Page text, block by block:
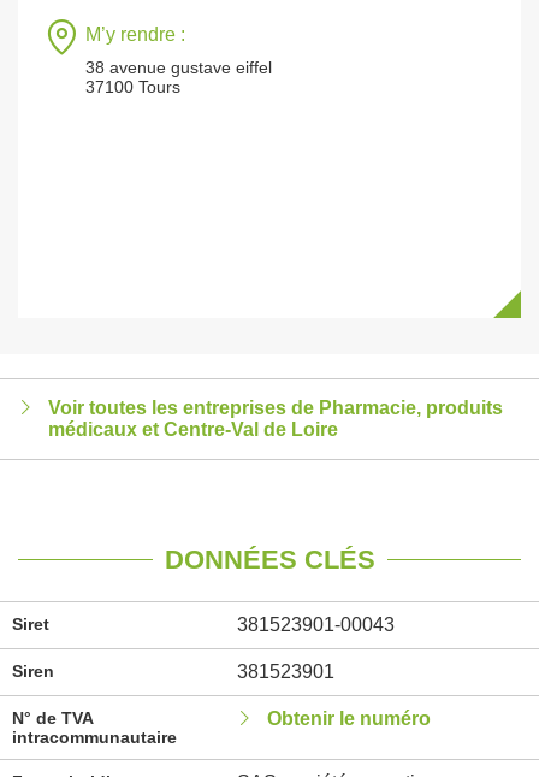
M’y rendre :
38 avenue gustave eiffel
37100 Tours
Voir toutes les entreprises de Pharmacie, produits
médicaux et Centre-Val de Loire
DONNÉES CLÉS
Siret 381523901-00043
Siren 381523901
N° de TVA
intracommunautaire
Obtenir le numéro